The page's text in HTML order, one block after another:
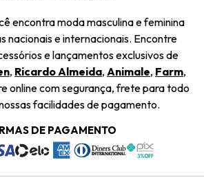
encontra moda masculina e feminina
nacionais e internacionais. Encontre
e lançamentos exclusivos de
, Ricardo Almeida, Animale, Farm,
online com segurança, frete para todo
facilidades de pagamento.
DE PAGAMENTO